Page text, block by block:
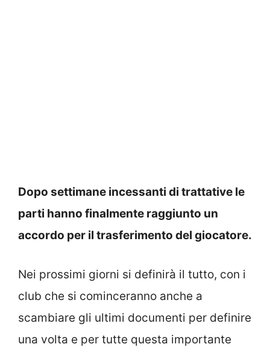
Dopo settimane incessanti di trattative le
parti hanno finalmente raggiunto un
accordo per il trasferimento del giocatore.
Nei prossimi giorni si definirà il tutto, con i
club che si cominceranno anche a
scambiare gli ultimi documenti per definire
una volta e per tutte questa importante